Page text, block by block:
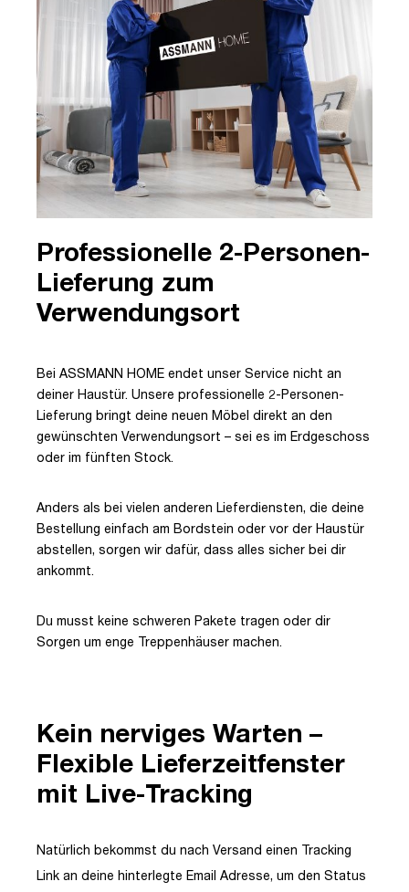
Professionelle 2-Personen-
Lieferung zum
Verwendungsort
Bei ASSMANN HOME endet unser Service nicht an
deiner Haustür. Unsere professionelle 2-Personen-
Lieferung bringt deine neuen Möbel direkt an den
gewünschten Verwendungsort – sei es im Erdgeschoss
oder im fünften Stock.
Anders als bei vielen anderen Lieferdiensten, die deine
Bestellung einfach am Bordstein oder vor der Haustür
abstellen, sorgen wir dafür, dass alles sicher bei dir
ankommt.
Du musst keine schweren Pakete tragen oder dir
Sorgen um enge Treppenhäuser machen.
Kein nerviges Warten –
Flexible Lieferzeitfenster
mit Live-Tracking
Natürlich bekommst du nach Versand einen Tracking
Link an deine hinterlegte Email Adresse, um den Status